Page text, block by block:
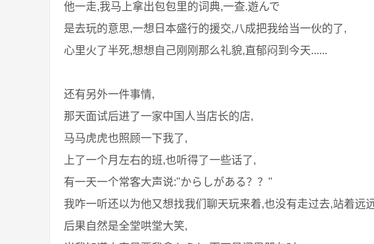
他一走,我马上拿出包包里的词典,一查.遊んで
是去玩的意思,一想日本盛行的援交,八成把我给当一伙的了,
心里火了半死,想想自己刚刚那么礼貌,直郁闷到今天......
还有另外一件事情,
那天面试后进了一家中国人当店长的店,
马马虎虎也照顾一下我了,
上了一个月左右的班,也听得了一些话了,
有一天一个常客大声说:"からしがある？？"
我咋一听还以为他又想找我们聊天玩来着,也没有走过去,站着远
后果自然是全堂哄堂大笑,